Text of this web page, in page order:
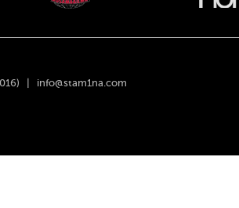
| info@stam1na.com